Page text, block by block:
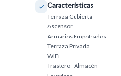
Caracteristicas
Terraza Cubierta
Ascensor
Armarios Empotrados
Terraza Privada
WiFi
Trastero - Almacén